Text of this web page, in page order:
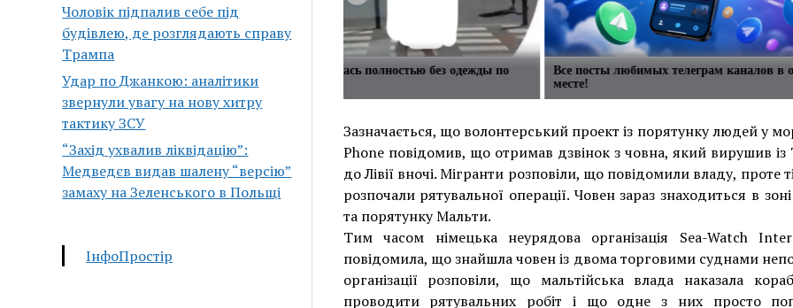
Чоловік підпалив себе під
будівлею, де розглядають справу
Трампа
Удар по Джанкою: аналітики
звернули увагу на нову хитру
тактику ЗСУ
“Захід ухвалив ліквідацію”:
Медведєв видав шалену “версію”
замаху на Зеленського в Польщі
ІнфоПростір
Блогерша прошлась полностью без одежды по
улицам Москвы
Все посты любимых телеграм каналов в
месте!
Зазначається, що волонтерський проект із порятунку людей у
Phone повідомив, що отримав дзвінок з човна, який вирушив із
до Лівії вночі. Мігранти розповіли, що повідомили владу, проте
розпочали рятувальної операції. Човен зараз знаходиться в
та порятунку Мальти.
Тим часом німецька неурядова організація Sea-Watch
повідомила, що знайшла човен із двома торговими суднами
організації розповіли, що мальтійська влада наказала
проводити рятувальних робіт і що одне з них просто